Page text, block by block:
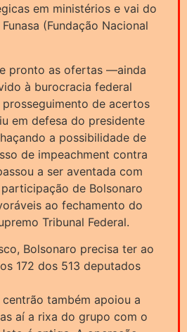
em ministérios e vai do
(Fundação Nacional
pronto as ofertas —ainda
à burocracia federal
de acertos
em defesa do presidente
a possibilidade de
de impeachment contra
a ser aventada com
de Bolsonaro
ao fechamento do
Tribunal Federal.
Bolsonaro precisa ter ao
172 dos 513 deputados
também apoiou a
aí a rixa do grupo com o